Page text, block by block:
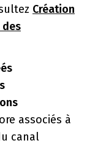
Création
des
associés à
canal